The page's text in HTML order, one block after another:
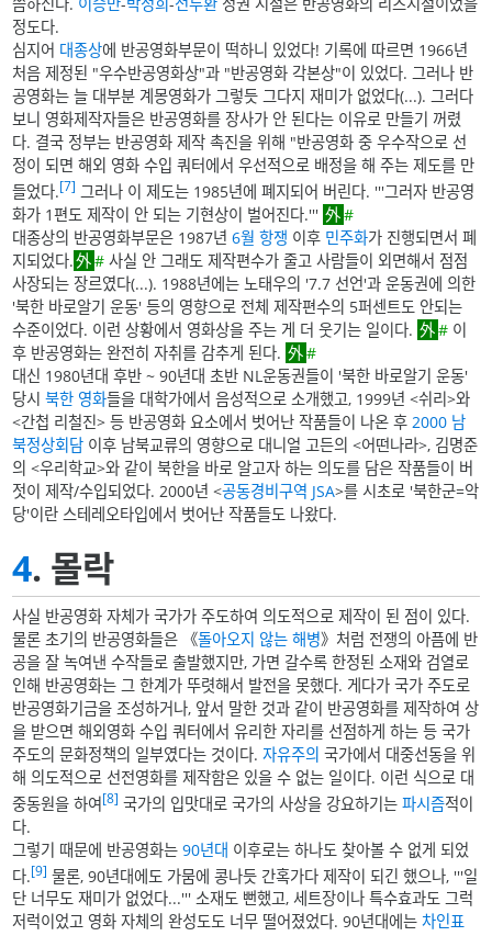
정도다.
심지어 대종상에 반공영화부문이 떡하니 있었다! 기록에 따르면 1966년
처음 제정된 "우수반공영화상"과 "반공영화 각본상"이 있었다. 그러나 반
공영화는 늘 대부분 계몽영화가 그렇듯 그다지 재미가 없었다(...). 그러다
보니 영화제작자들은 반공영화를 장사가 안 된다는 이유로 만들기 꺼렸
다. 결국 정부는 반공영화 제작 촉진을 위해 "반공영화 중 우수작으로 선
정이 되면 해외 영화 수입 쿼터에서 우선적으로 배정을 해 주는 제도를 만
들었다.[7] 그러나 이 제도는 1985년에 폐지되어 버린다. '''그러자 반공영
화가 1편도 제작이 안 되는 기현상이 벌어진다.'''
#
대종상의 반공영화부문은 1987년6월 항쟁 이후 민주화가 진행되면서 폐
지되었다.
#사실 안 그래도 제작편수가 줄고 사람들이 외면해서 점점
사장되는 장르였다(...). 1988년에는 노태우의 '7.7 선언'과 운동권에 의한
'북한 바로알기 운동' 등의 영향으로 전체 제작편수의 5퍼센트도 안되는
수준이었다. 이런 상황에서 영화상을 주는 게 더 웃기는 일이다.
#이
후 반공영화는 완전히 자취를 감추게 된다.
#
대신 1980년대 후반 ~ 90년대 초반 NL운동권들이 '북한 바로알기 운동'
당시북한 영화들을 대학가에서 음성적으로 소개했고, 1999년 <쉬리>와
<간첩 리철진> 등 반공영화 요소에서 벗어난 작품들이 나온 후 2000 남
북정상회담 이후 남북교류의 영향으로 대니얼 고든의 <어떤나라>, 김명준
의 <우리학교>와 같이 북한을 바로 알고자 하는 의도를 담은 작품들이 버
젓이 제작/수입되었다. 2000년 <공동경비구역 JSA>를 시초로 '북한군=악
당'이란 스테레오타입에서 벗어난 작품들도 나왔다.
4. 몰락
사실 반공영화 자체가 국가가 주도하여 의도적으로 제작이 된 점이 있다.
물론 초기의 반공영화들은 《돌아오지 않는 해병》처럼 전쟁의 아픔에 반
공을 잘 녹여낸 수작들로 출발했지만, 가면 갈수록 한정된 소재와 검열로
인해 반공영화는 그 한계가 뚜렷해서 발전을 못했다. 게다가 국가 주도로
반공영화기금을 조성하거나, 앞서 말한 것과 같이 반공영화를 제작하여 상
을 받으면 해외영화 수입 쿼터에서 유리한 자리를 선점하게 하는 등 국가
주도의 문화정책의 일부였다는 것이다.자유주의 국가에서 대중선동을 위
해 의도적으로 선전영화를 제작함은 있을 수 없는 일이다. 이런 식으로 대
중동원을 하여[8] 국가의 입맛대로 국가의 사상을 강요하기는파시즘적이
다.
그렇기 때문에 반공영화는90년대 이후로는 하나도 찾아볼 수 없게 되었
다.[9] 물론, 90년대에도 가뭄에 콩나듯 간혹가다 제작이 되긴 했으나, '''일
단 너무도 재미가 없었다...''' 소재도 뻔했고, 세트장이나 특수효과도 그럭
저럭이었고 영화 자체의 완성도도 너무 떨어졌었다. 90년대에는차인표